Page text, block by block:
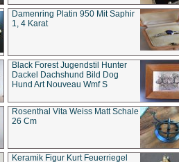
Damenring Platin 950 Mit Saphir
1, 4 Karat
Black Forest Jugendstil Hunter
Dackel Dachshund Bild Dog
Hund Art Nouveau Wmf S
Rosenthal Vita Weiss Matt Schale
26 Cm
Keramik Figur Kurt Feuerriegel